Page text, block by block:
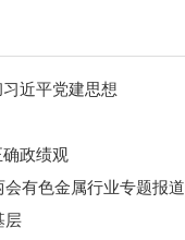
近平党建思想
政绩观
会有色金属行业专题报道
层